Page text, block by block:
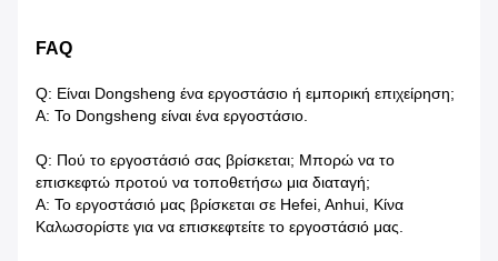
FAQ
Q: Είναι Dongsheng ένα εργοστάσιο ή εμπορική επιχείρηση;
Α: Το Dongsheng είναι ένα εργοστάσιο.
Q: Πού το εργοστάσιό σας βρίσκεται; Μπορώ να το
επισκεφτώ προτού να τοποθετήσω μια διαταγή;
Α: Το εργοστάσιό μας βρίσκεται σε Hefei, Anhui, Κίνα
Καλωσορίστε για να επισκεφτείτε το εργοστάσιό μας.